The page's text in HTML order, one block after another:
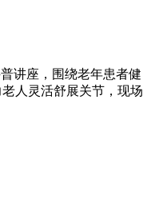
讲座，围绕老年患者健
人灵活舒展关节，现场